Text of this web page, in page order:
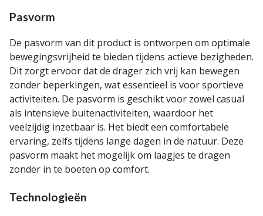
Pasvorm
De pasvorm van dit product is ontworpen om optimale
bewegingsvrijheid te bieden tijdens actieve bezigheden.
Dit zorgt ervoor dat de drager zich vrij kan bewegen
zonder beperkingen, wat essentieel is voor sportieve
activiteiten. De pasvorm is geschikt voor zowel casual
als intensieve buitenactiviteiten, waardoor het
veelzijdig inzetbaar is. Het biedt een comfortabele
ervaring, zelfs tijdens lange dagen in de natuur. Deze
pasvorm maakt het mogelijk om laagjes te dragen
zonder in te boeten op comfort.
Technologieën